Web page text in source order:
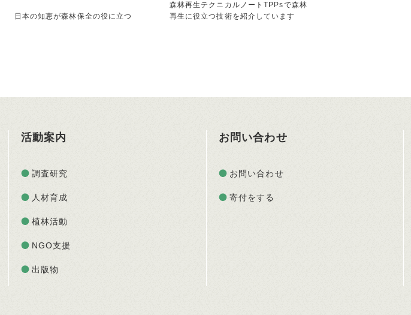
日本の知恵が森林保全の役に立つ
森林再生テクニカルノートTPPsで森林
再生に役立つ技術を紹介しています
活動案内
調査研究
人材育成
植林活動
NGO支援
出版物
お問い合わせ
お問い合わせ
寄付をする